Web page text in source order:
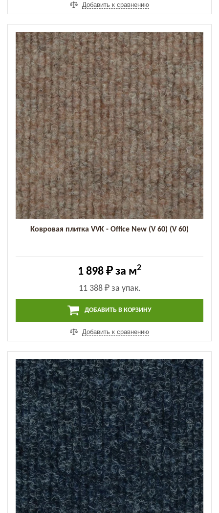
Добавить к сравнению
Ковровая плитка VVK - Office New (V 60) (V 60)
1 898 ₽ за м2
11 388 ₽за упак.
ДОБАВИТЬ В КОРЗИНУ
Добавить к сравнению